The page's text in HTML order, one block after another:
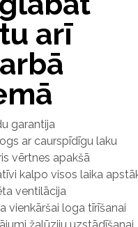
arī
garantija
ar caurspīdīgu laku
vērtnes apakšā
kalpo visos laika
ventilācija
vienkāršai loga tīrīšanai
žalūziju uzstādīšanai